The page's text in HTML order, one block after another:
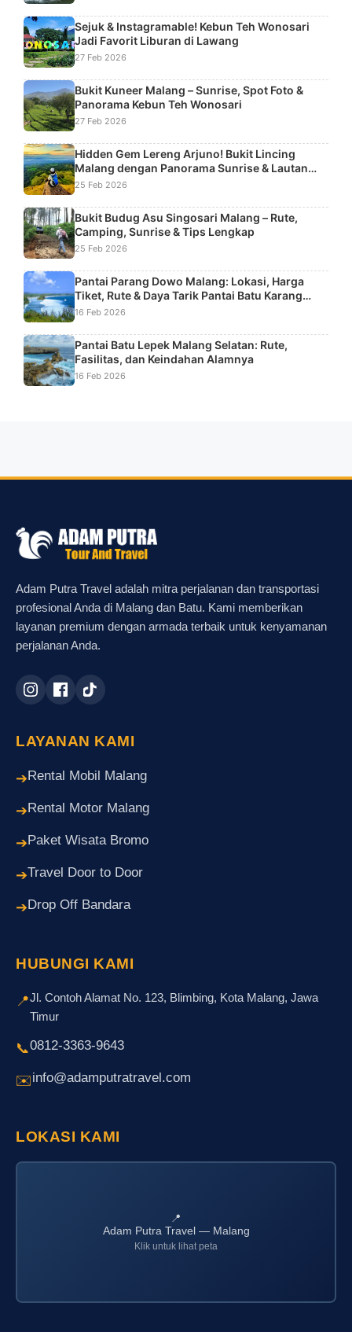
Sejuk & Instagramable! Kebun Teh Wonosari
Jadi Favorit Liburan di Lawang
27 Feb 2026
Bukit Kuneer Malang – Sunrise, Spot Foto &
Panorama Kebun Teh Wonosari
27 Feb 2026
Hidden Gem Lereng Arjuno! Bukit Lincing
Malang dengan Panorama Sunrise & Lautan
Kabut
25 Feb 2026
Bukit Budug Asu Singosari Malang – Rute,
Camping, Sunrise & Tips Lengkap
25 Feb 2026
Pantai Parang Dowo Malang: Lokasi, Harga
Tiket, Rute & Daya Tarik Pantai Batu Karang
Unik
16 Feb 2026
Pantai Batu Lepek Malang Selatan: Rute,
Fasilitas, dan Keindahan Alamnya
16 Feb 2026
Adam Putra Travel adalah mitra perjalanan dan transportasi
profesional Anda di Malang dan Batu. Kami memberikan
layanan premium dengan armada terbaik untuk kenyamanan
perjalanan Anda.
LAYANAN KAMI
➔Rental Mobil Malang
➔Rental Motor Malang
➔Paket Wisata Bromo
➔Travel Door to Door
➔Drop Off Bandara
HUBUNGI KAMI
📍Jl. Contoh Alamat No. 123, Blimbing, Kota Malang, Jawa
Timur
📞0812-3363-9643
✉️info@adamputratravel.com
LOKASI KAMI
📍
Adam Putra Travel — Malang
Klik untuk lihat peta